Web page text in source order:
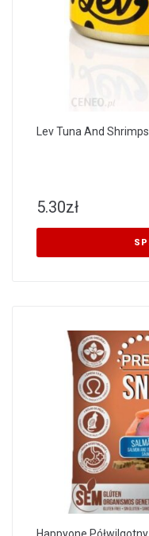
Lev Tuna And
5.30zł